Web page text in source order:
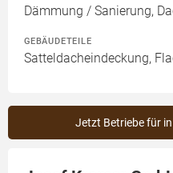
Dämmung / Sanierung,
GEBÄUDETEILE
Satteldacheindeckung,
Jetzt Betriebe für